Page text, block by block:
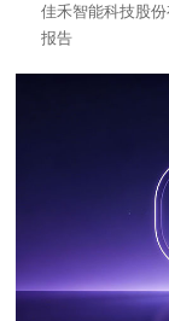
佳禾智能科技股
报告